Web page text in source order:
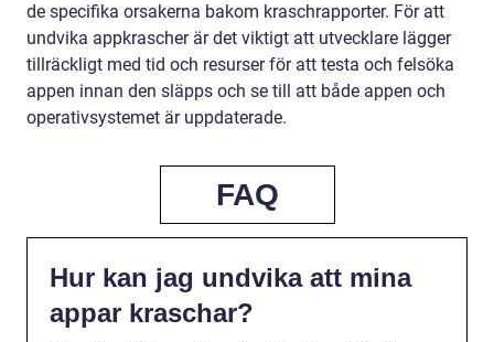
de specifika orsakerna bakom kraschrapporter. För att
undvika appkrascher är det viktigt att utvecklare lägger
tillräckligt med tid och resurser för att testa och felsöka
appen innan den släpps och se till att både appen och
operativsystemet är uppdaterade.
FAQ
Hur kan jag undvika att mina
appar kraschar?